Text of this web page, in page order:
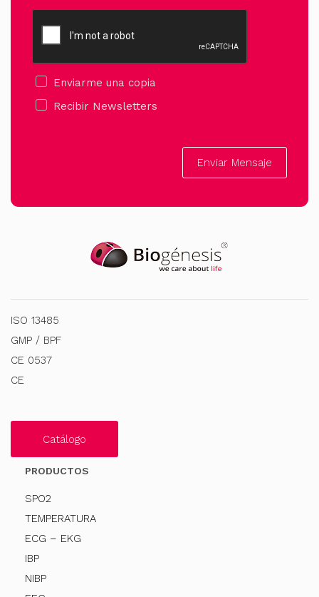
Enviarme una copia
Recibir Newsletters
Enviar Mensaje
ISO 13485
GMP / BPF
CE 0537
CE
Catálogo
PRODUCTOS
SPO2
TEMPERATURA
ECG – EKG
IBP
NIBP